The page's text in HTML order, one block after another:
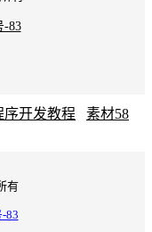
-83
序开发教程
素材58
有
83